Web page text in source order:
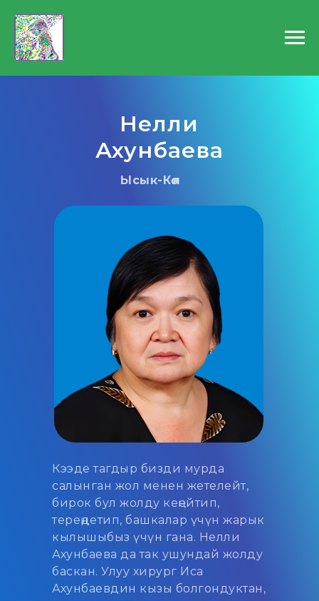
Нелли
Ахунбаева
Ысык-Көл
Кээде тагдыр бизди мурда
салынган жол менен жетелейт,
бирок бул жолду кеңейтип,
тереңдетип, башкалар үчүн жарык
кылышыбыз үчүн гана. Нелли
Ахунбаева да так ушундай жолду
баскан. Улуу хирург Иса
Ахунбаевдин кызы болгондуктан,